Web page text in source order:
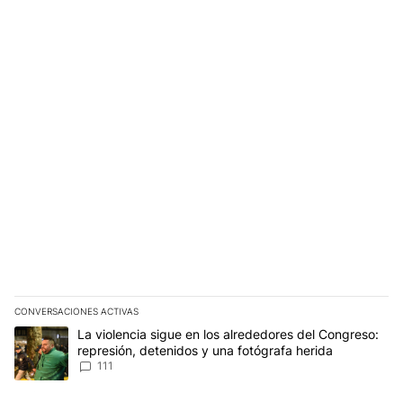
CONVERSACIONES ACTIVAS
Este listado muestra los artículos con más comentarios en los
Un artículo de tendencia con el título "La violencia sigue en los
La violencia sigue en los alrededores del Congreso:
represión, detenidos y una fotógrafa herida
111